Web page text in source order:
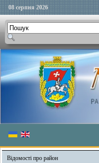
08 серпня 2026
Відомості про район